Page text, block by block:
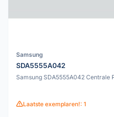
Samsung
SDA5555A042
Samsung SDA5555A042 Centrale
Laatste exemplaren!: 1